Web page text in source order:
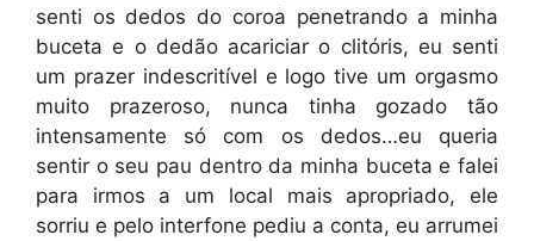
senti os dedos do coroa penetrando a minha
buceta e o dedão acariciar o clitóris, eu senti
um prazer indescritível e logo tive um orgasmo
muito prazeroso, nunca tinha gozado tão
intensamente só com os dedos…eu queria
sentir o seu pau dentro da minha buceta e falei
para irmos a um local mais apropriado, ele
sorriu e pelo interfone pediu a conta, eu arrumei